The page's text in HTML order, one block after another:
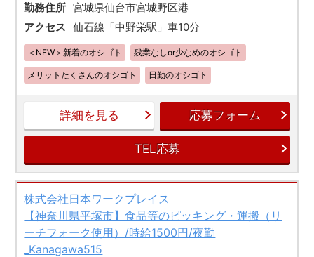
勤務住所 宮城県仙台市宮城野区港
アクセス
仙石線「中野栄駅」車10分
＜NEW＞新着のオシゴト 残業なしor少なめのオシゴト
メリットたくさんのオシゴト 日勤のオシゴト
詳細を見る 応募フォーム
TEL応募
株式会社日本ワークプレイス
【神奈川県平塚市】食品等のピッキング・運搬（リ
ーチフォーク使用）/時給1500円/夜勤
_Kanagawa515